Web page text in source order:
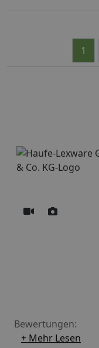
1
Bewertungen:
+ Mehr Lesen